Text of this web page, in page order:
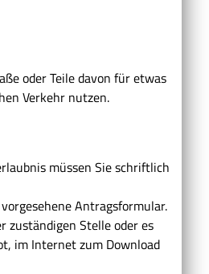
oder Teile davon für etwas
Verkehr nutzen.
müssen Sie schriftlich
Antragsformular.
zuständigen Stelle oder es
im Internet zum Download